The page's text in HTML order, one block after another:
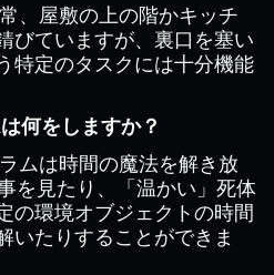
、屋敷の上の階かキッチ
びていますが、裏口を塞い
特定のタスクには十分機能
何をしますか？
ムは時間の魔法を解き放
を見たり、「温かい」死体
の環境オブジェクトの時間
いたりすることができま